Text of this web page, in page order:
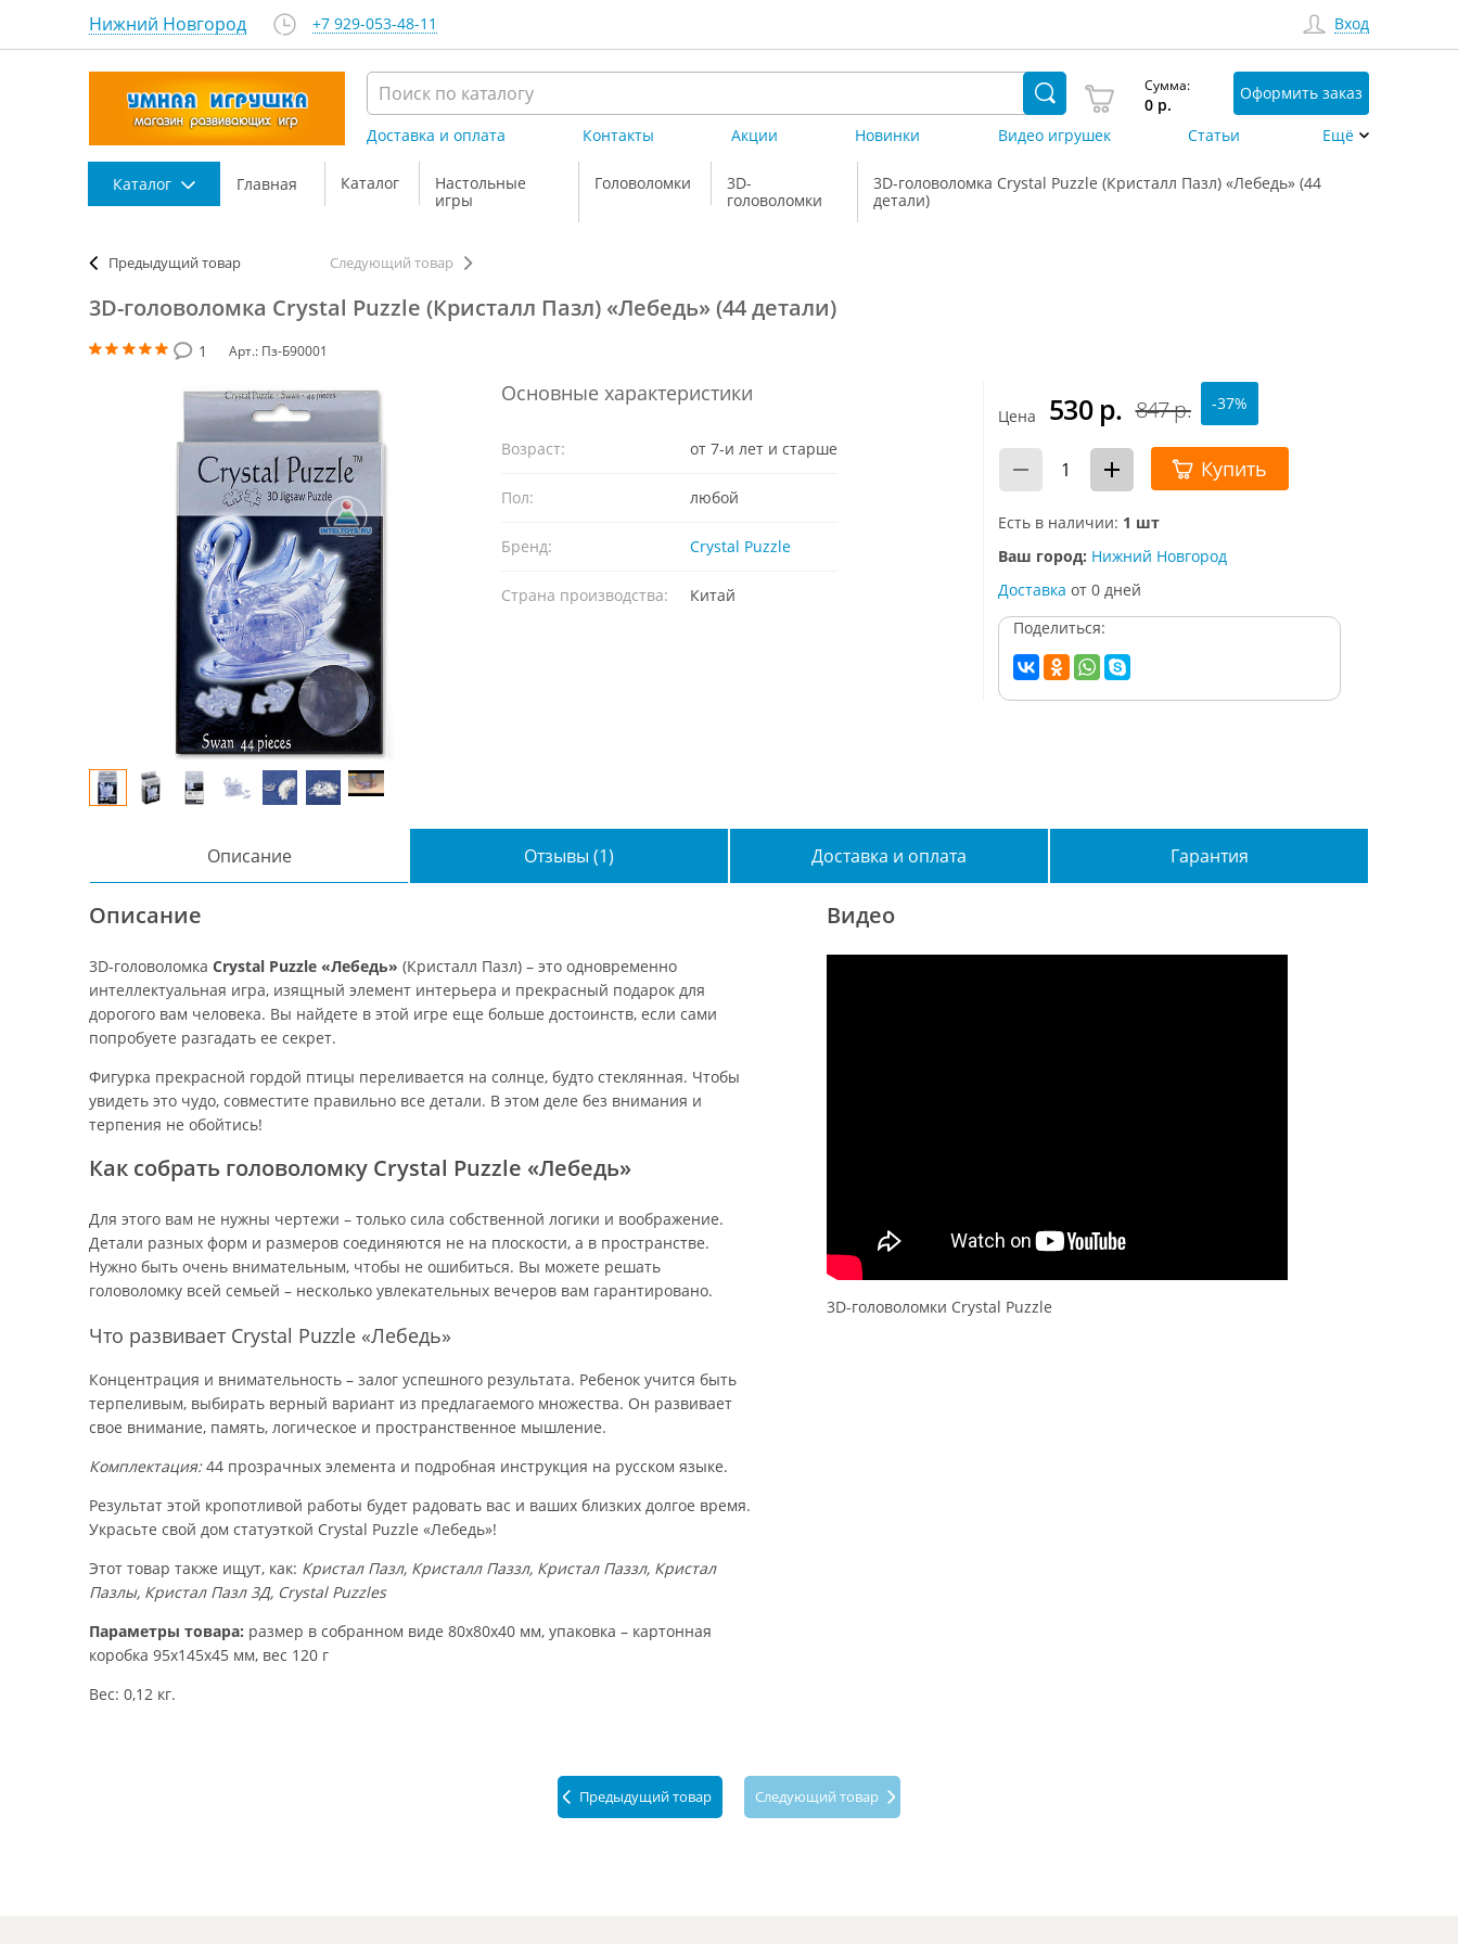
Нижний Новгород +7 929-053-48-11 Вход
Сумма:
0 р.
Оформить заказ
Доставка и оплата Контакты Акции Новинки Видео игрушек Статьи Ещё
Каталог Главная Каталог
Настольные
игры
Головоломки
3D-
головоломки
3D-головоломка Crystal Puzzle (Кристалл Пазл) «Лебедь» (44
детали)
Предыдущий товар Следующий товар
1 Арт.: Пз-Б90001
3D-головоломка Crystal Puzzle (Кристалл Пазл) «Лебедь» (44 детали)
Основные характеристики
Возраст: от 7-и лет и старше
Пол: любой
Бренд: Crystal Puzzle
Страна производства: Китай
Цена 847 р.
530 р. -37%
Купить
Есть в наличии: 1 шт
Ваш город: Нижний Новгород
Доставка от 0 дней
Поделиться:
Описание
Видео
3D-головоломки Crystal Puzzle
Описание
3D-головоломка Crystal Puzzle «Лебедь» (Кристалл Пазл) – это одновременно
интеллектуальная игра, изящный элемент интерьера и прекрасный подарок для
дорогого вам человека. Вы найдете в этой игре еще больше достоинств, если сами
попробуете разгадать ее секрет.
Фигурка прекрасной гордой птицы переливается на солнце, будто стеклянная. Чтобы
увидеть это чудо, совместите правильно все детали. В этом деле без внимания и
терпения не обойтись!
Как собрать головоломку Crystal Puzzle «Лебедь»
Для этого вам не нужны чертежи – только сила собственной логики и воображение.
Детали разных форм и размеров соединяются не на плоскости, а в пространстве.
Нужно быть очень внимательным, чтобы не ошибиться. Вы можете решать
головоломку всей семьей – несколько увлекательных вечеров вам гарантировано.
Что развивает Crystal Puzzle «Лебедь»
Концентрация и внимательность – залог успешного результата. Ребенок учится быть
терпеливым, выбирать верный вариант из предлагаемого множества. Он развивает
свое внимание, память, логическое и пространственное мышление.
Комплектация:44 прозрачных элемента и подробная инструкция на русском языке.
Результат этой кропотливой работы будет радовать вас и ваших близких долгое время.
Украсьте свой дом статуэткой Crystal Puzzle «Лебедь»!
Этот товар также ищут, как: Кристал Пазл, Кристалл Паззл, Кристал Паззл, Кристал
Пазлы, Кристал Пазл 3Д, Crystal Puzzles
Параметры товара: размер в собранном виде 80х80х40 мм, упаковка – картонная
коробка 95х145х45 мм, вес 120 г
Вес: 0,12 кг.
Отзывы (1) Доставка и оплата Гарантия
Предыдущий товар Следующий товар